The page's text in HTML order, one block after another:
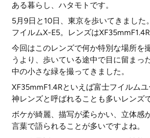
ある暮らし、ハタモトです。
5月9日と10日、東京を歩いてきました
フイルムX-E5。レンズはXF35mmF1.4R
今回はこのレンズで何か特別な場所を
うより、歩いている途中で目に留まっ
中の小さな緑を撮ってきました。
XF35mmF1.4Rといえば富士フイルム
神レンズと呼ばれることも多いレンズ
ボケが綺麗、描写が柔らかい、立体感
言葉で語られることが多いですよね。